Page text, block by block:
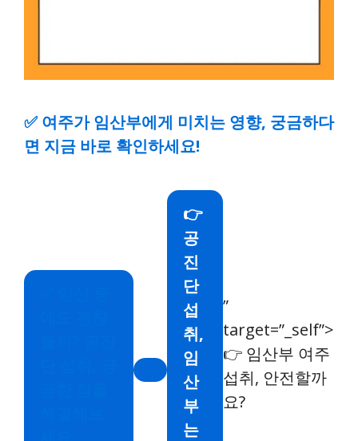
✅ 여주가 임산부에게 미치는 영향, 궁금하다
면 지금 바로 확인하세요!
👉
공
진
단
섭
취,
임
산
부
는
”
target=”_self”>
👉 임산부 여주
섭취, 안전할까
요?